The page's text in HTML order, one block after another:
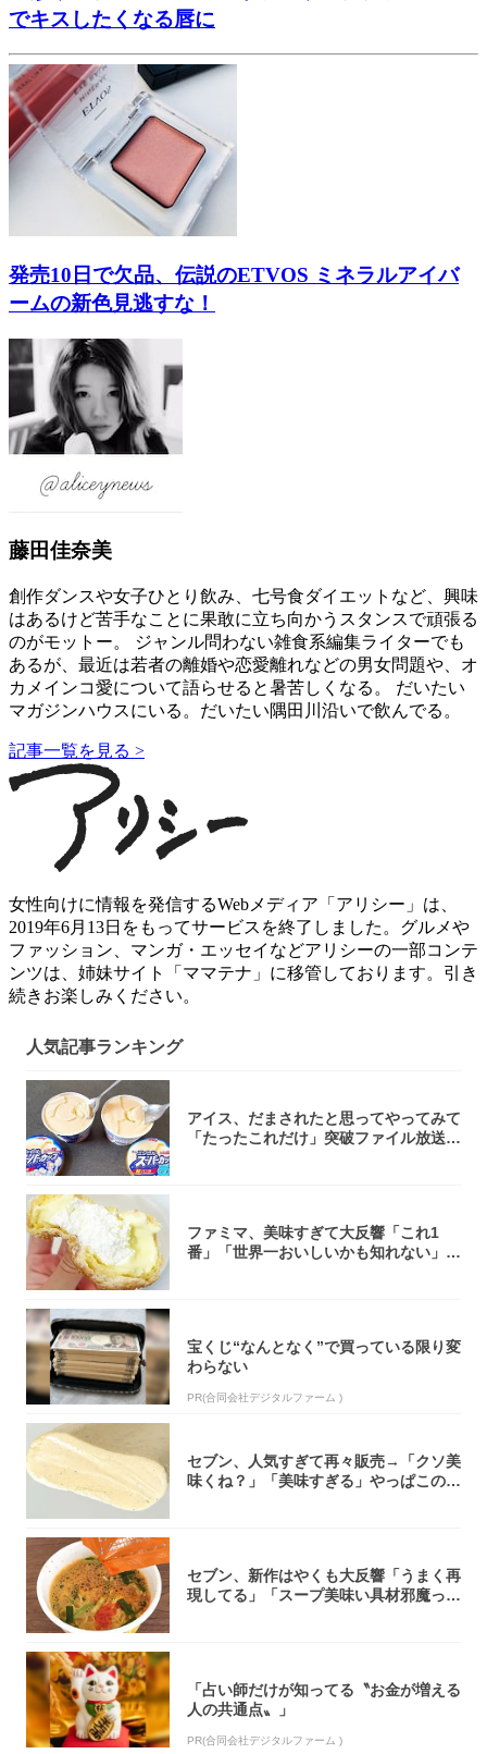
でキスしたくなる唇に
発売10日で欠品、伝説のETVOS ミネラルアイバ
ームの新色見逃すな！
藤田佳奈美
創作ダンスや女子ひとり飲み、七号食ダイエットなど、興味
はあるけど苦手なことに果敢に立ち向かうスタンスで頑張る
のがモットー。 ジャンル問わない雑食系編集ライターでも
あるが、最近は若者の離婚や恋愛離れなどの男女問題や、オ
カメインコ愛について語らせると暑苦しくなる。 だいたい
マガジンハウスにいる。だいたい隅田川沿いで飲んでる。
記事一覧を見る >
女性向けに情報を発信するWebメディア「アリシー」は、
2019年6月13日をもってサービスを終了しました。グルメや
ファッション、マンガ・エッセイなどアリシーの一部コンテ
ンツは、姉妹サイト「ママテナ」に移管しております。引き
続きお楽しみください。
人気記事ランキング
アイス、だまされたと思ってやってみて
「たったこれだけ」突破ファイル放送で
ファミマ、美味すぎて大反響「これ1
番」「世界一おいしいかも知れない」
宝くじ“なんとなく”で買っている限り変
わらない
PR(合同会社デジタルファーム )
セブン、人気すぎて再々販売→「クソ美
味くね？」「美味すぎる」やっぱこのク
セブン、新作はやくも大反響「うまく再
現してる」「スープ美味い具材邪魔って
「占い師だけが知ってる〝お金が増える
人の共通点〟」
PR(合同会社デジタルファーム )